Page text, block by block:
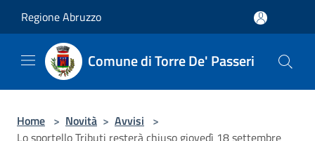
Regione Abruzzo
Comune di Torre De' Passeri
Home > Novità > Avvisi >
Lo sportello Tributi resterà chiuso giovedì 18 settembre